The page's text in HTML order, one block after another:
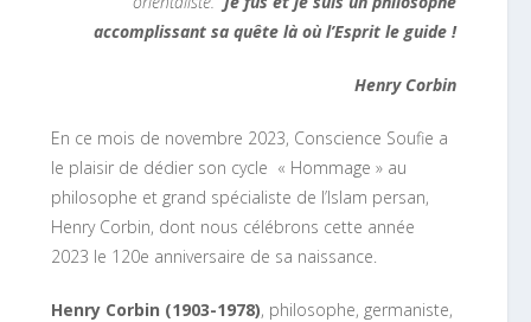
accomplissant sa quêtelà où l’Esprit le guide !
Henry Corbin
En ce mois de novembre 2023, Conscience Soufie a
le plaisir de dédier son cycle « Hommage » au
philosophe et grand spécialiste de l’Islam persan,
Henry Corbin, dont nous célébrons cette année
2023 le 120e anniversaire de sa naissance.
Henry Corbin (1903-1978), philosophe, germaniste,